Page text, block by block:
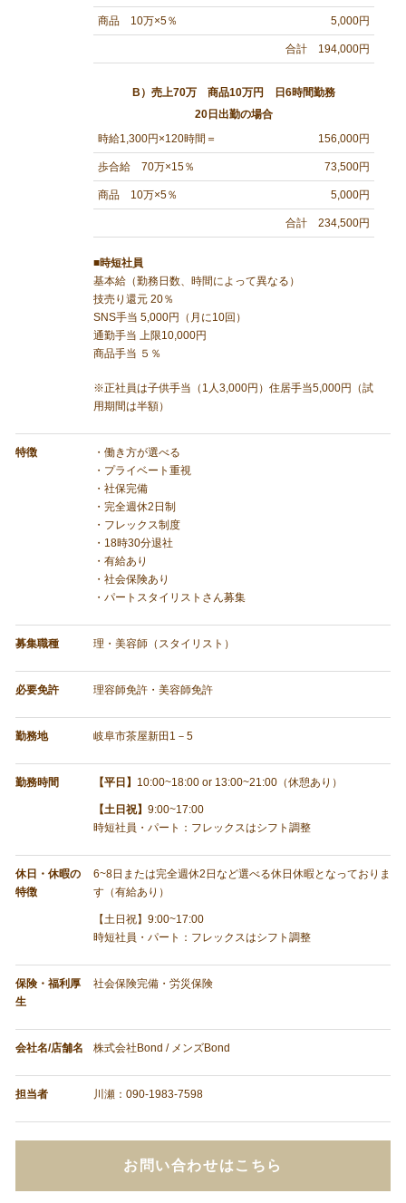
商品 10万×5％ 5,000円
合計 194,000円
B）売上70万 商品10万円 日6時間勤務
20日出勤の場合
時給1,300円×120時間＝
156,000円
歩合給 70万×15％ 73,500円
商品 10万×5％ 5,000円
合計 234,500円
■時短社員
基本給（勤務日数、時間によって異なる）
技売り還元 20％
SNS手当 5,000円（月に10回）
通勤手当 上限10,000円
商品手当 ５％
※正社員は子供手当（1人3,000円）住居手当5,000円（試
用期間は半額）
特徴
・働き方が選べる
・プライベート重視
・社保完備
・完全週休2日制
・フレックス制度
・18時30分退社
・有給あり
・社会保険あり
・パートスタイリストさん募集
募集職種 理・美容師（スタイリスト）
必要免許 理容師免許・美容師免許
勤務地 岐阜市茶屋新田1－5
勤務時間 【平日】 10:00~18:00 or 13:00~21:00（休憩あり）
【土日祝】 9:00~17:00
時短社員・パート：フレックスはシフト調整
休日・休暇の
特徴
6~8日または完全週休2日など選べる休日休暇となっておりま
す（有給あり）
【土日祝】9:00~17:00
時短社員・パート：フレックスはシフト調整
保険・福利厚
生
社会保険完備・労災保険
会社名/店舗名 株式会社Bond / メンズBond
担当者 川瀬：090-1983-7598
お問い合わせはこちら